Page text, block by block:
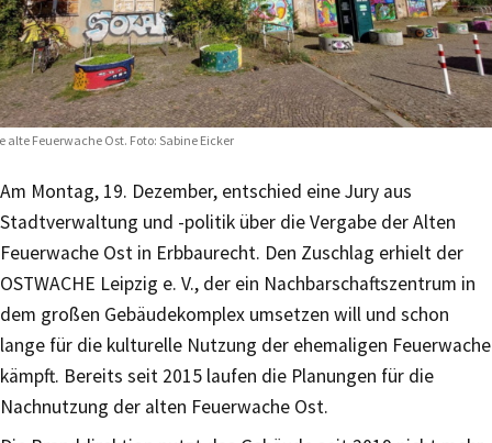
alte Feuerwache Ost. Foto: Sabine Eicker
Am Montag, 19. Dezember, entschied eine Jury aus
Stadtverwaltung und -politik über die Vergabe der Alten
Feuerwache Ost in Erbbaurecht. Den Zuschlag erhielt der
OSTWACHE Leipzig e. V., der ein Nachbarschaftszentrum in
dem großen Gebäudekomplex umsetzen will und schon
lange für die kulturelle Nutzung der ehemaligen Feuerwache
kämpft. Bereits seit 2015 laufen die Planungen für die
Nachnutzung der alten Feuerwache Ost.